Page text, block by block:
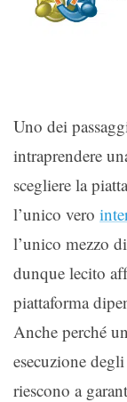
Uno dei
intraprendere
scegliere la
l’unico vero
l’unico mezzo
dunque lecito
piattaforma
Anche perché
esecuzione
riescono a